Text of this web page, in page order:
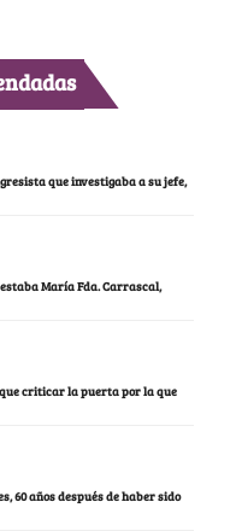
que investigaba a su jefe,
María Fda. Carrascal,
criticar la puerta por la que
60 años después de haber sido